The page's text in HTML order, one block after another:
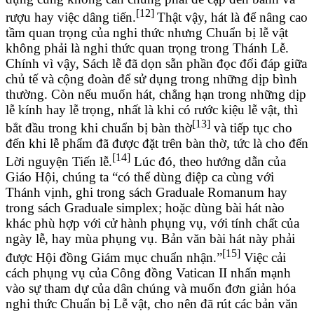
rượu hay việc dâng tiến.[12] Thật vậy, hát là để nâng cao
tầm quan trọng của nghi thức nhưng Chuẩn bị lễ vật
không phải là nghi thức quan trọng trong Thánh Lễ.
Chính vì vậy, Sách lễ đã dọn sẵn phần đọc đối đáp giữa
chủ tế và cộng đoàn để sử dụng trong những dịp bình
thường. Còn nếu muốn hát, chẳng hạn trong những dịp
lễ kính hay lễ trọng, nhất là khi có rước kiệu lễ vật, thì
bắt đầu trong khi chuẩn bị bàn thờ[13] và tiếp tục cho
đến khi lễ phẩm đã được đặt trên bàn thờ, tức là cho đến
Lời nguyện Tiến lễ.[14] Lúc đó, theo hướng dẫn của
Giáo Hội, chúng ta “có thể dùng điệp ca cùng với
Thánh vịnh, ghi trong sách Graduale Romanum hay
trong sách Graduale simplex; hoặc dùng bài hát nào
khác phù hợp với cử hành phụng vụ, với tính chất của
ngày lễ, hay mùa phụng vụ. Bản văn bài hát này phải
được Hội đồng Giám mục chuẩn nhận.”[15] Việc cải
cách phụng vụ của Công đồng Vatican II nhấn mạnh
vào sự tham dự của dân chúng và muốn đơn giản hóa
nghi thức Chuẩn bị Lễ vật, cho nên đã rút các bản văn